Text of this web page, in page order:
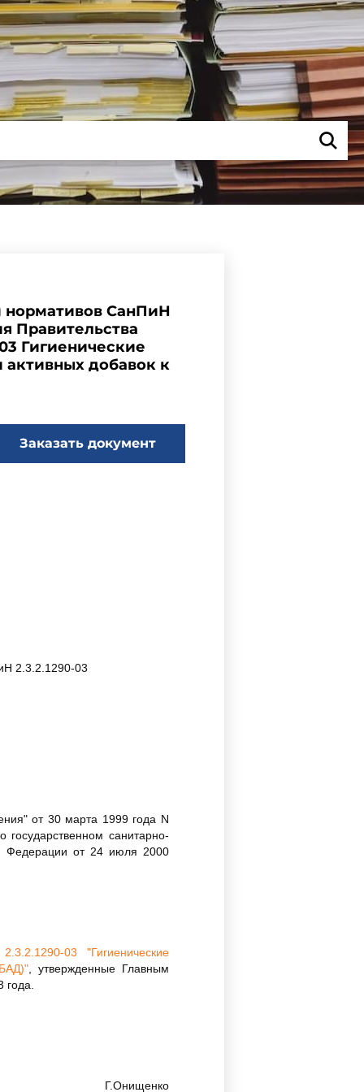
нормативов СанПиН
Правительства
Гигиенические
активных добавок к
Заказать документ
2.3.2.1290-03
от 30 марта 1999 года N
санитарно-
Федерации от 24 июля 2000
03 "Гигиенические
, утвержденные Главным
Г.Онищенко